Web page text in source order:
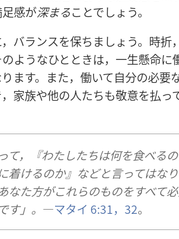
感が深まることでしょう。
バランスを保ちましょう。時折
ようなひとときは，一生懸命
ます。また，働いて自分の必要
家族や他の人たちも敬意を払っ
て，『わたしたちは何を食べる
に着けるのか』などと言っては
なた方がこれらのものをすべて
す」。 ―マタイ 6:31，32。